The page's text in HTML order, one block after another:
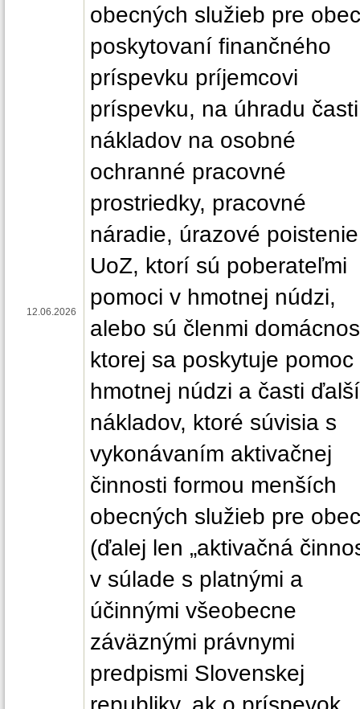
12.06.2026
obecných služieb pre
poskytovaní finančného
príspevku príjemcovi
príspevku, na úhradu časti
nákladov na osobné
ochranné pracovné
prostriedky, pracovné
náradie, úrazové poistenie
UoZ, ktorí sú poberateľmi
pomoci v hmotnej núdzi,
alebo sú členmi
ktorej sa poskytuje pomoc
hmotnej núdzi a časti
nákladov, ktoré súvisia s
vykonávaním aktivačnej
činnosti formou menších
obecných služieb pre obec
(ďalej len „aktivačná
v súlade s platnými a
účinnými všeobecne
záväznými právnymi
predpismi Slovenskej